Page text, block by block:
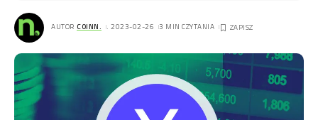
AUTOR COINN. . 2023-02-26 3 MIN CZYTANIA